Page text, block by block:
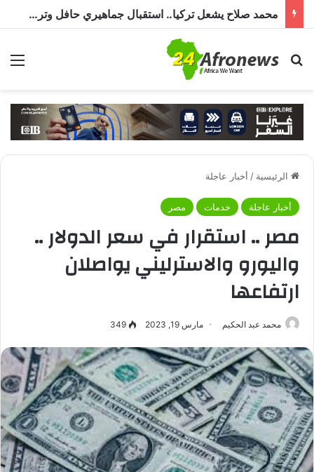
محمد صلاح يشعل تركيا.. استقبال جماهيري حافل وترحيب بـ”الملك المصري” قبل انضمامه إلى طرابزون سبور
بحث عن
الرئيسية / أخبار عاجلة
أخبار عاجلة خدمات مصر
مصر .. استقرار في سعر الدولار ..
واليورو والاسترليني يواصلان
ارتفاعها
محمد عبد الحكيم مارس 19, 2023 349